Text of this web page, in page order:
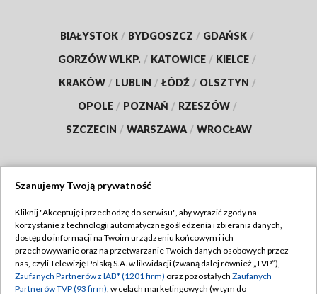
BIAŁYSTOK / BYDGOSZCZ / GDAŃSK /
GORZÓW WLKP. / KATOWICE / KIELCE /
KRAKÓW / LUBLIN / ŁÓDŹ / OLSZTYN /
OPOLE / POZNAŃ / RZESZÓW /
SZCZECIN / WARSZAWA / WROCŁAW
TVP
Abonament TVP
Emisja w TVP
Regulamin TVP
Polityka prywatności
Szanujemy Twoją prywatność
Kliknij "Akceptuję i przechodzę do serwisu", aby wyrazić zgody na
korzystanie z technologii automatycznego śledzenia i zbierania danych,
dostęp do informacji na Twoim urządzeniu końcowym i ich
przechowywanie oraz na przetwarzanie Twoich danych osobowych przez
nas, czyli Telewizję Polską S.A. w likwidacji (zwaną dalej również „TVP”),
Zaufanych Partnerów z IAB* (1201 firm) oraz pozostałych Zaufanych
Partnerów TVP (93 firm), w celach marketingowych (w tym do